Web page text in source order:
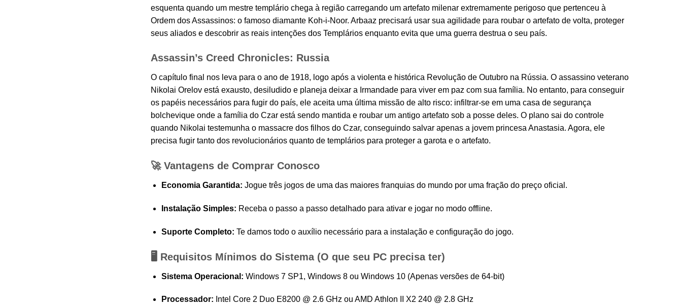
esquenta quando um mestre templário chega à região carregando um artefato milenar extremamente perigoso que pertenceu à
Ordem dos Assassinos: o famoso diamante Koh-i-Noor. Arbaaz precisará usar sua agilidade para roubar o artefato de volta, proteger
seus aliados e descobrir as reais intenções dos Templários enquanto evita que uma guerra destrua o seu país.
Assassin’s Creed Chronicles: Russia
O capítulo final nos leva para o ano de 1918, logo após a violenta e histórica Revolução de Outubro na Rússia. O assassino veterano
Nikolai Orelov está exausto, desiludido e planeja deixar a Irmandade para viver em paz com sua família. No entanto, para conseguir
os papéis necessários para fugir do país, ele aceita uma última missão de alto risco: infiltrar-se em uma casa de segurança
bolchevique onde a família do Czar está sendo mantida e roubar um antigo artefato sob a posse deles. O plano sai do controle
quando Nikolai testemunha o massacre dos filhos do Czar, conseguindo salvar apenas a jovem princesa Anastasia. Agora, ele
precisa fugir tanto dos revolucionários quanto de templários para proteger a garota e o artefato.
🚀 Vantagens de Comprar Conosco
Economia Garantida: Jogue três jogos de uma das maiores franquias do mundo por uma fração do preço oficial.
Instalação Simples: Receba o passo a passo detalhado para ativar e jogar no modo offline.
Suporte Completo: Te damos todo o auxílio necessário para a instalação e configuração do jogo.
🖥️ Requisitos Mínimos do Sistema (O que seu PC precisa ter)
Sistema Operacional: Windows 7 SP1, Windows 8 ou Windows 10 (Apenas versões de 64-bit)
Processador: Intel Core 2 Duo E8200 @ 2.6 GHz ou AMD Athlon II X2 240 @ 2.8 GHz